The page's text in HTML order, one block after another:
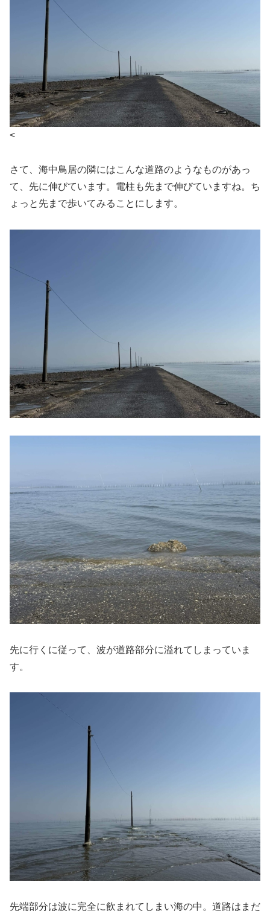
<
さて、海中鳥居の隣にはこんな道路のようなものがあっ
て、先に伸びています。電柱も先まで伸びていますね。ち
ょっと先まで歩いてみることにします。
先に行くに従って、波が道路部分に溢れてしまっていま
す。
先端部分は波に完全に飲まれてしまい海の中。道路はまだ